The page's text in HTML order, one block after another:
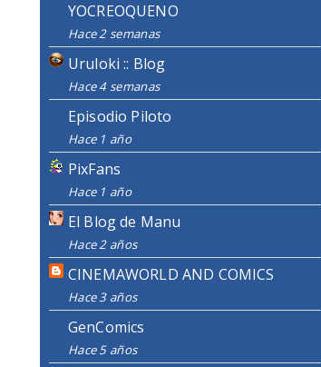
YOCREOQUENO
Hace 2 semanas
Uruloki :: Blog
Hace 4 semanas
Episodio Piloto
Hace 1 año
PixFans
Hace 1 año
El Blog de Manu
Hace 2 años
CINEMAWORLD AND COMICS
Hace 3 años
GenComics
Hace 5 años